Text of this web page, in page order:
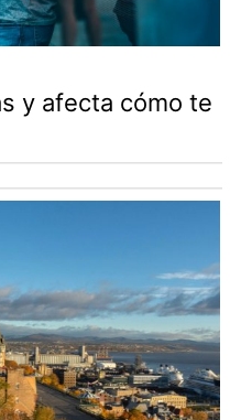
y afecta cómo te